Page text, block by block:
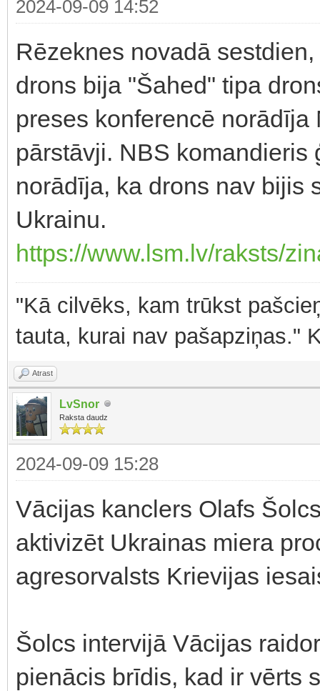
2024-09-09 14:52
Rēzeknes novadā
drons bija "Šahed" tipa
preses konferencē
pārstāvji. NBS
norādīja, ka drons nav bijis
Ukrainu.
https://www.lsm.lv/raksts/
"Kā cilvēks, kam trūkst
tauta, kurai nav pašapziņas."
Atrast
LvSnor
Raksta daudz
2024-09-09 15:28
Vācijas kanclers Olafs
aktivizēt Ukrainas miera
agresorvalsts Krievijas
Šolcs intervijā Vācijas
pienācis brīdis, kad ir vērts